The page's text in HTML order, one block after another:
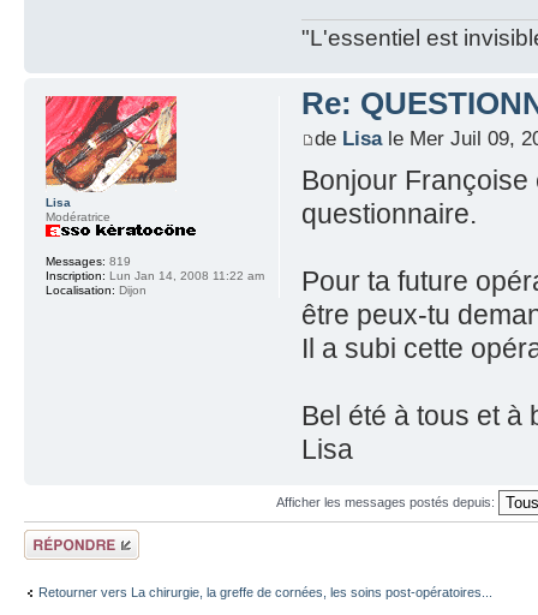
"L'essentiel est
Re:
de Lisale Mer Juil 09,
Bonjour
questionnaire.
Pour ta future
être peux-tu
Il a subi cette
Bel été à tous et à
Lisa
Lisa
Modératrice
Messages: 819
Inscription: Lun Jan 14, 2008 11:22 am
Localisation: Dijon
Afficher les messages postés depuis:
Répondre
Retourner vers La chirurgie, la greffe de cornées, les soins post-opératoires...